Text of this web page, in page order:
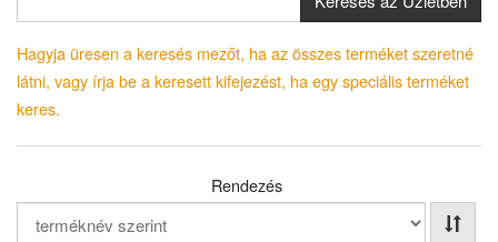
Hagyja üresen a keresés mezőt, ha az összes terméket szeretné
látni, vagy írja be a keresett kifejezést, ha egy speciális terméket
keres.
Rendezés